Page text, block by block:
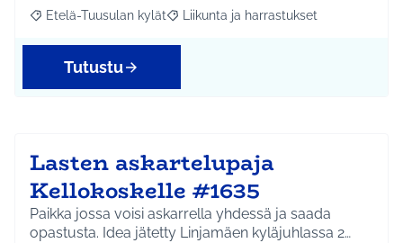
Rajaa tulokset aihepiirin mukaan: Etelä-Tuusulan kylät
Etelä-Tuusulan kylät Rajaa tulokset teeman mukaan:
Liikunta ja harrastukset
Tutustu
Lasten askartelupaja
Kellokoskelle #1635
Paikka jossa voisi askarrella yhdessä ja saada
opastusta. Idea jätetty Linjamäen kyläjuhlassa 2…